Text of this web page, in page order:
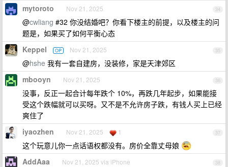
34
mytoroto Nov 21, 2025
@cwliang #32 你没结婚吧？你看下楼主的前提，以及楼主的问
题是，如果买了如何平衡心态
35
Keppel OP Nov 21, 2025
@hshe 我有一套自建房，没装修，家是天津郊区
36
mbooyn Nov 21, 2025
没事，反正一起合计每年跌个 10%，再跌几年起步，如果能接
受这个跌幅就可以买呀。又不是不允许房子跌，有钱人买上已经
爽住了
37
iyaozhen Nov 21, 2025 1
这个玩意儿你一点话语权都没有。房价全靠丈母娘
38
AddAaa Nov 21, 2025 via iPhone